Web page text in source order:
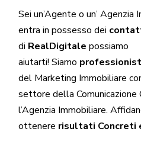
Sei un’Agente o un’Agenzia
entra in possesso dei
di RealDigitale possiamo
aiutarti! Siamo
del Marketing Immobiliare
settore della
l’Agenzia Immobiliare.
ottenere risultati Concreti